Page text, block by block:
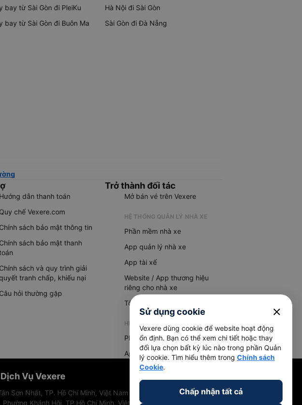
bay từ Sài Gòn đi PleiKu
bay từ Sài Gòn đi Buôn Ma
Hà Nội đi Sài Gòn
Sài Gòn đi Đà Nẵng
Hướng dẫn thanh toán
Quy chế Vexere.com
Chính sách bảo mật thông tin
Chính sách bảo mật thanh
Chính sách và quy trình giải
tranh chấp, khiếu nại
Câu hỏi thường gặp
Trở thành đối tác
Mở bán vé trên Vexere
HỆ THỐNG QUẢN LÝ NHÀ XE
Phần mềm nhà xe
App quản lý nhà xe
App tài xế
Website / App thương hiệu
riêng cho nhà xe
Tổng đài AI
HỆ THỐNG QUẢN LÝ HÀNG HOÁ
Phần mềm quản lý hàng hoá
App quản lý hàng hoá
Vụ Vexere
Sơn Nhất, TP. Hồ Chí Minh, Việt Nam
Khánh Hội, TP Hồ Chí Minh, Việt Nam
Sử dụng cookie close
Vexere dùng cookie để website hoạt động
ổn định. Bạn có thể xem chi tiết hoặc thay
đổi lựa chọn bất kỳ lúc nào trong phần Quản
lý cookie. Tìm hiểu thêm trong Chính sách
Cookie.
Chấp nhận tất cả